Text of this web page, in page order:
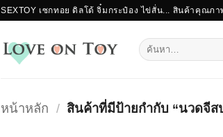
SEXTOY เซกทอย ดิลโด้ จิ๋มกระป๋อง ไข่สั่น... สินค้าคุณภ
ค้นหา:
หน้าหลัก / สินค้าที่มีป้ายกำกับ “นวดจีส